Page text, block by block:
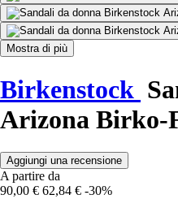
Mostra di più
Birkenstock
Arizona Birko-
Aggiungi una recensione
A partire da
90,00 € 62,84 € -30%